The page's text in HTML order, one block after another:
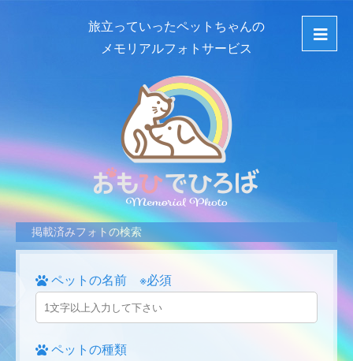
旅立っていったペットちゃんの
メモリアルフォトサービス
掲載済みフォトの検索
ペットの名前 ※必須
ペットの種類